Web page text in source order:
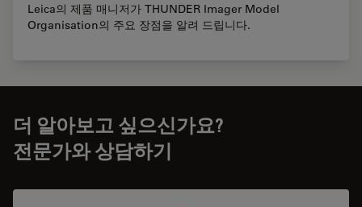
Leica의 제품 매니저가 THUNDER Imager Model
Organisation의 주요 장점을 알려 드립니다.
더 알아보고 싶으신가요?
전문가와 상담하기